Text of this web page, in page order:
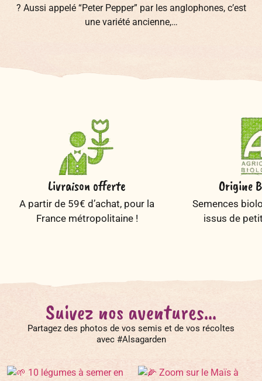
? Aussi appelé “Peter Pepper” par les anglophones, c’est
une variété ancienne,…
Livraison offerte
A partir de 59€ d’achat, pour la
France métropolitaine !
Origine
Semences
issus de
Suivez nos aventures...
Partagez des photos de vos semis et de vos récoltes
avec #Alsagarden